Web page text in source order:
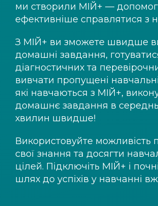
ми створили МІЙ+ —
ефективніше справлятися з
З МІЙ+ ви зможете швидше
домашні завдання,
діагностичних та
вивчати пропущені
які навчаються з МІЙ+,
домашнє завдання в
хвилин швидше!
Використовуйте можливість
свої знання та досягти
цілей. Підключіть МІЙ+ і
шлях до успіхів у навчанні